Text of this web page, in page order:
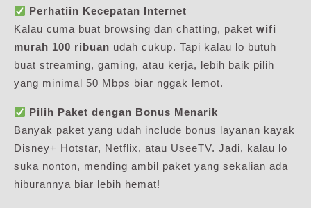
Perhatiin Kecepatan Internet
Kalau cuma buat browsing dan chatting, paket wifi
murah 100 ribuan udah cukup. Tapi kalau lo butuh
buat streaming, gaming, atau kerja, lebih baik pilih
yang minimal 50 Mbps biar nggak lemot.
Pilih Paket dengan Bonus Menarik
Banyak paket yang udah include bonus layanan kayak
Disney+ Hotstar, Netflix, atau UseeTV. Jadi, kalau lo
suka nonton, mending ambil paket yang sekalian ada
hiburannya biar lebih hemat!